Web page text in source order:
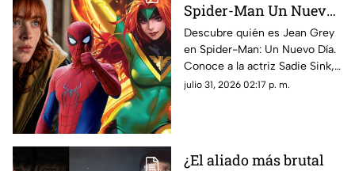
Spider-Man Un Nuevo
Día? Sadie Sink y los
mutantes del UCM
Descubre quién es Jean Grey
en Spider-Man: Un Nuevo Día.
Conoce a la actriz Sadie Sink,
sus poderes y su impacto en la
julio 31, 2026 02:17 p. m.
¿El aliado más brutal